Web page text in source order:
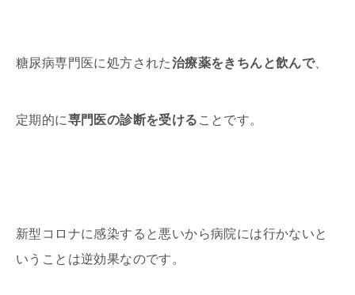
糖尿病専門医に処方された治療薬をきちんと飲んで、
定期的に専門医の診断を受ける ことです。
新型コロナに感染すると悪いから病院には行かないと
いうことは逆効果なのです。